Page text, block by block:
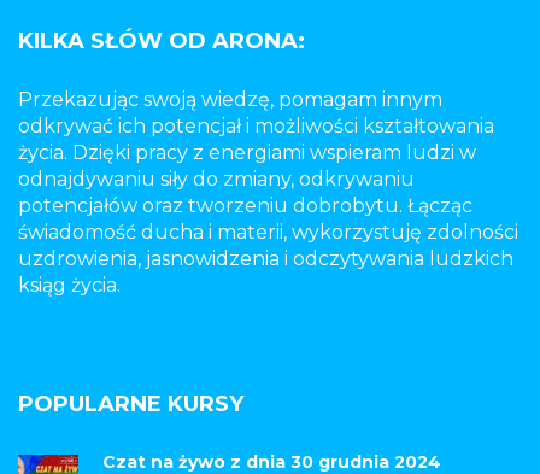
KILKA SŁÓW OD ARONA:
Przekazując swoją wiedzę, pomagam innym
odkrywać ich potencjał i możliwości kształtowania
życia. Dzięki pracy z energiami wspieram ludzi w
odnajdywaniu siły do zmiany, odkrywaniu
potencjałów oraz tworzeniu dobrobytu. Łącząc
świadomość ducha i materii, wykorzystuję zdolności
uzdrowienia, jasnowidzenia i odczytywania ludzkich
ksiąg życia.
POPULARNE KURSY
Czat na żywo z dnia 30 grudnia 2024